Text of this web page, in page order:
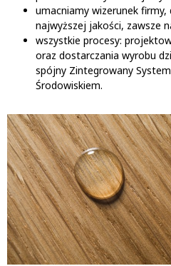
umacniamy wizerunek
najwyższej jakości, zawsze
wszystkie procesy:
oraz dostarczania wyrobu
spójny Zintegrowany
Środowiskiem.